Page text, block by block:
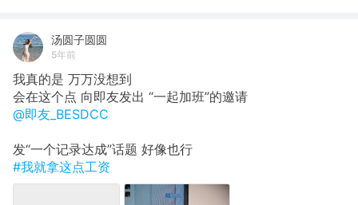
汤圆子圆圆
5年前
我真的是 万万没想到
会在这个点 向即友发出 “一起加班”的邀请
@即友_BESDCC
发“一个记录达成”话题 好像也行
#我就拿这点工资